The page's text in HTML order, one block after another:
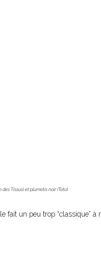
des Tissus) et plumetis noir (Toto)
fait un peu trop “classique” à